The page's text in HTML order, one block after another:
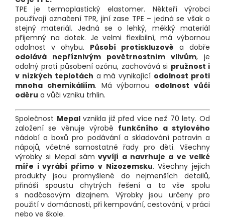
TPE je termoplastický elastomer. Někteří výrobci
používají označení TPR, jiní zase TPE – jedná se však o
stejný materiál. Jedná se o lehký, měkký materiál
příjemný na dotek. Je velmi flexibilní, má výbornou
odolnost v ohybu. Působí protiskluzově a dobře
odolává nepříznivým povětrnostním vlivům, je
odolný proti působení ozónu, zachovává si pružnost i
v nízkých teplotách a má vynikající odolnost proti
mnoha chemikáliím. Má výbornou odolnost vůči
oděru a vůči vzniku trhlin.
Společnost Mepalvznikla již před více než 70 lety. Od
založení se věnuje výrobě funkčního a stylového
nádobí a boxů pro podávání a skladování potravin a
nápojů, včetně samostatné řady pro děti. Všechny
výrobky si Mepal sám vyvíjí a navrhuje a ve velké
míře i vyrábí přímo v Nizozemsku. Všechny jejich
produkty jsou promyšlené do nejmenších detailů,
přináší spoustu chytrých řešení a to vše spolu
s nadčasovým dizajnem. Výrobky jsou určeny pro
použití v domácnosti, při kempování, cestování, v práci
nebo ve škole.